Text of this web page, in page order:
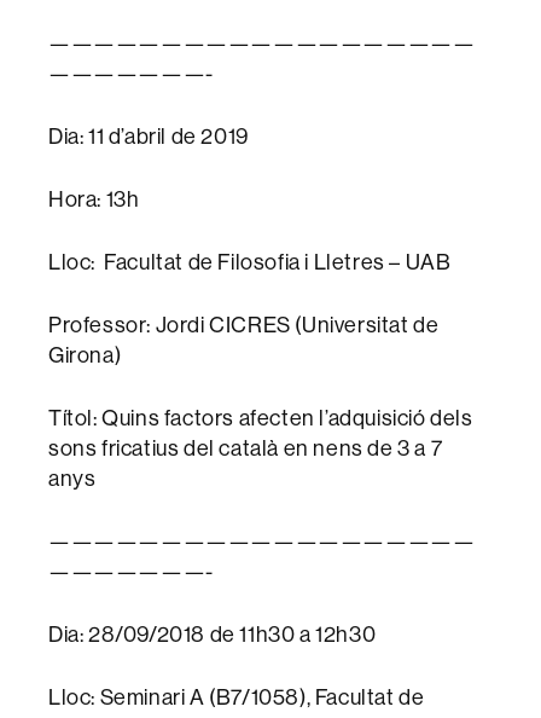
———————————————————
———————-
Dia: 11 d’abril de 2019
Hora: 13h
Lloc: Facultat de Filosofia i Lletres – UAB
Professor: Jordi CICRES (Universitat de
Girona)
Títol: Quins factors afecten l’adquisició dels
sons fricatius del català en nens de 3 a 7
anys
———————————————————
———————-
Dia: 28/09/2018 de 11h30 a 12h30
Lloc: Seminari A (B7/1058), Facultat de